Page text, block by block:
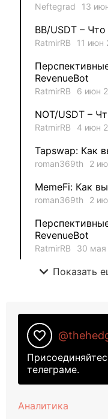
DecimalChain
Ksenia 1
Kate_AAX 1
Neftegrad 13
BB/USDT –
RatmirRB 11 июн
RevenueBot
RatmirRB 6 июн
NOT/USDT –
RatmirRB 4 июн
Tapswap: Как
roman369th 2
MemeFi: Как
roman369th 2
RevenueBot
RatmirRB 30 мая
expand_more Показать
favorite_border
телеграме.
Аналитика